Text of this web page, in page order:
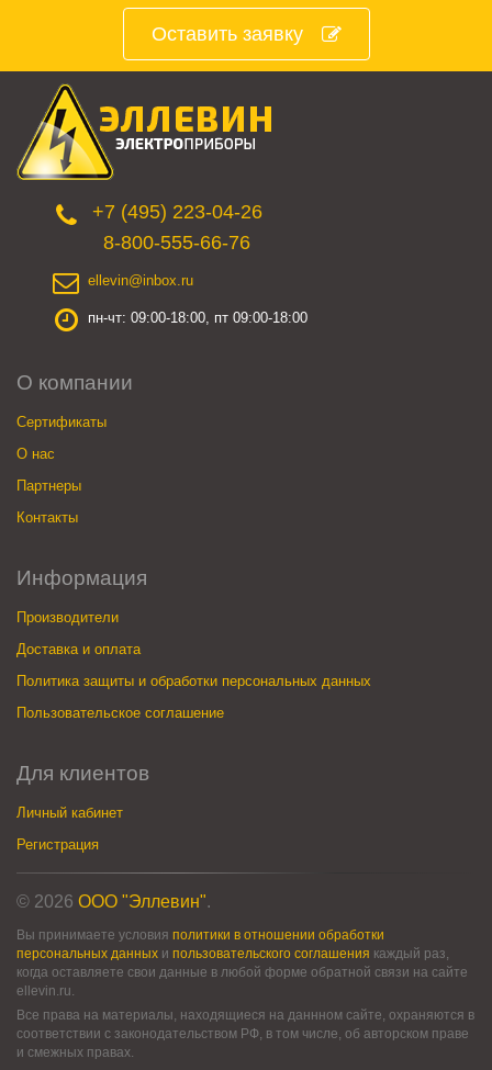
Оставить заявку
+7 (495) 223-04-26
8-800-555-66-76
ellevin@inbox.ru
пн-чт: 09:00-18:00, пт 09:00-18:00
О компании
Сертификаты
О нас
Партнеры
Контакты
Информация
Производители
Доставка и оплата
Политика защиты и обработки персональных данных
Пользовательское соглашение
Для клиентов
Личный кабинет
Регистрация
© 2026 ООО "Эллевин".
Вы принимаете условия политики в отношении обработки
персональных данных и пользовательского соглашения каждый раз,
когда оставляете свои данные в любой форме обратной связи на сайте
ellevin.ru.
Все права на материалы, находящиеся на даннном сайте, охраняются в
соответствии с законодательством РФ, в том числе, об авторском праве
и смежных правах.